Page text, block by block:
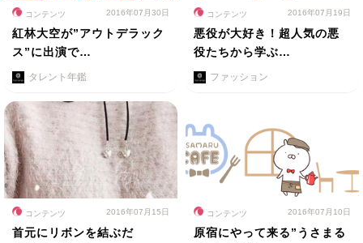
コンテンツ 2016年07月30日
紅林大空が”アウトデラック
ス”に出演で…
タレント年鑑
コンテンツ 2016年07月19日
悪役が大好き！超人気の悪
役たちから学ぶ…
ファッション
コンテンツ 2016年07月15日
首元にリボンを結ぶだ
コンテンツ 2016年07月10日
原宿にやって来る”うさまる